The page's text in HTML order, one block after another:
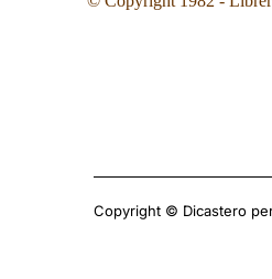
Copyright © Dicastero